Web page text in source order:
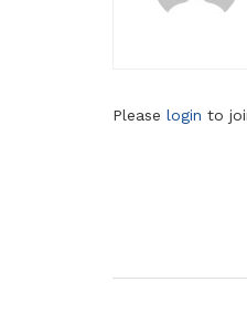
Please login to